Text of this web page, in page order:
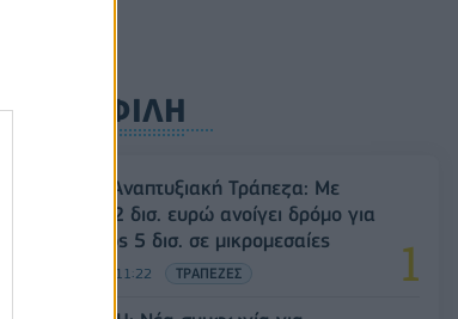
ΔΗΜΟΦΙΛΗ
Ελληνική Αναπτυξιακή Τράπεζα: Με
«προίκα» 2 δισ. ευρώ ανοίγει δρόμο για
δάνεια έως 5 δισ. σε μικρομεσαίες
08/08/2026 - 11:22 ΤΡΑΠΕΖΕΣ